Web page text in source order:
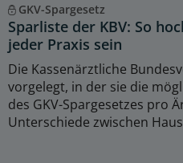
GKV-Spargesetz
Sparliste der KBV: So
jeder Praxis sein
Die Kassenärztliche
vorgelegt, in der sie die
des GKV-Spargesetzes pro
Unterschiede zwischen